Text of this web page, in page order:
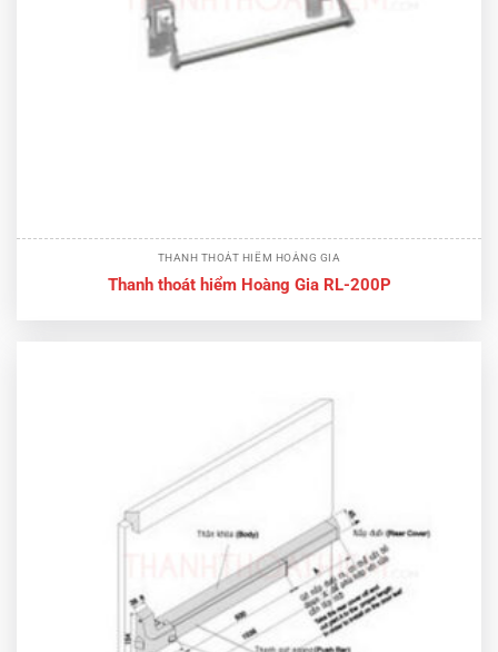
THANH THOÁT HIỂM HOÀNG GIA
Thanh thoát hiểm Hoàng Gia RL-200P